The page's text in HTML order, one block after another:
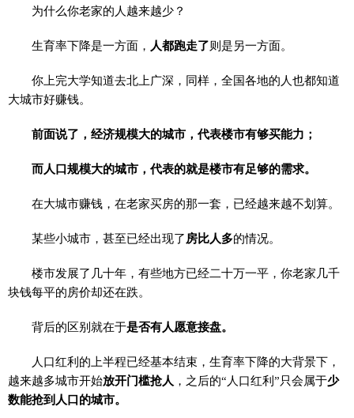
为什么你老家的人越来越少？
生育率下降是一方面， 人都跑走了则是另一方面。
你上完大学知道去北上广深，同样，全国各地的人也都知道
大城市好赚钱。
前面说了，经济规模大的城市，代表楼市有够买能力；
而人口规模大的城市，代表的就是楼市有足够的需求。
在大城市赚钱，在老家买房的那一套，已经越来越不划算。
某些小城市，甚至已经出现了 房比人多的情况。
楼市发展了几十年，有些地方已经二十万一平，你老家几千
块钱每平的房价却还在跌。
背后的区别就在于是否有人愿意接盘。
人口红利的上半程已经基本结束，生育率下降的大背景下，
越来越多城市开始放开门槛抢人 ，之后的“人口红利”只会属于少
数能抢到人口的城市。